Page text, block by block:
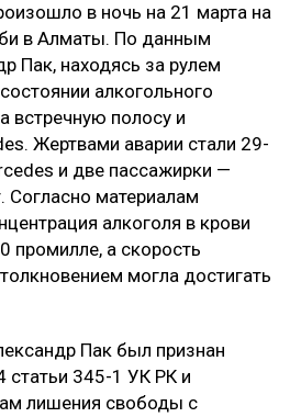
в ночь на 21 марта на
в Алматы. По данным
Пак, находясь за рулем
алкогольного
встречную полосу и
Жертвами аварии стали 29-
и две пассажирки —
Согласно материалам
алкоголя в крови
промилле, а скорость
могла достигать
Пак был признан
статьи 345-1 УК РК и
лишения свободы с